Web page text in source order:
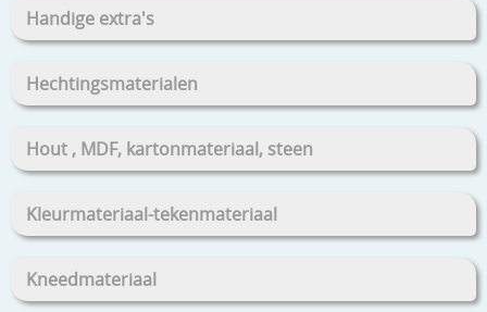
Handige extra's
Hechtingsmaterialen
Hout , MDF, kartonmateriaal, steen
Kleurmateriaal-tekenmateriaal
Kneedmateriaal